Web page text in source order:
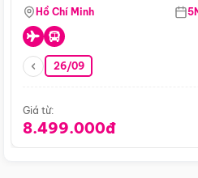
Hồ Chí Minh
26/09
Giá từ:
8.499.000đ